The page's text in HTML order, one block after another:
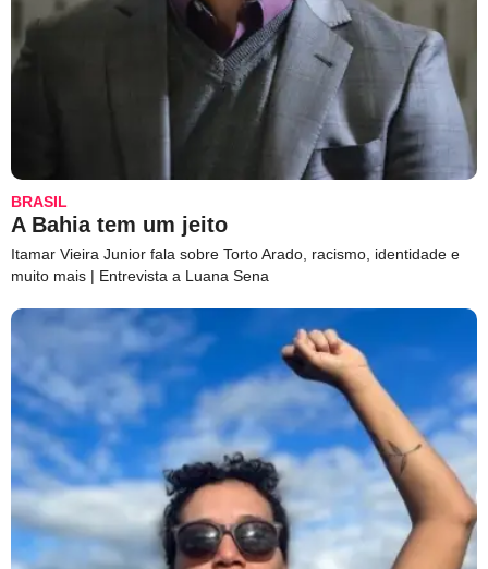
BRASIL
A Bahia tem um jeito
Itamar Vieira Junior fala sobre Torto Arado, racismo, identidade e
muito mais | Entrevista a Luana Sena